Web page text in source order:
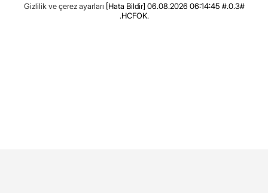
Gizlilik ve çerez ayarları [Hata Bildir] 06.08.2026 06:14:45 #.0.3#
.HCFOK.